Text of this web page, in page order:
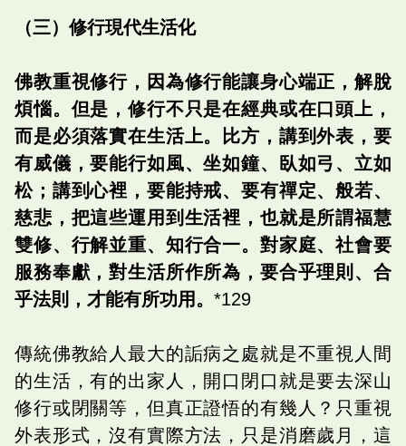
（三）修行現代生活化
佛教重視修行，因為修行能讓身心端正，解脫
煩惱。但是，修行不只是在經典或在口頭上，
而是必須落實在生活上。比方，講到外表，要
有威儀，要能行如風、坐如鐘、臥如弓、立如
松；講到心裡，要能持戒、要有禪定、般若、
慈悲，把這些運用到生活裡，也就是所謂福慧
雙修、行解並重、知行合一。對家庭、社會要
服務奉獻，對生活所作所為，要合乎理則、合
乎法則，才能有所功用。 *129
傳統佛教給人最大的詬病之處就是不重視人間
的生活，有的出家人，開口閉口就是要去深山
修行或閉關等，但真正證悟的有幾人？只重視
外表形式，沒有實際方法，只是消磨歲月，這